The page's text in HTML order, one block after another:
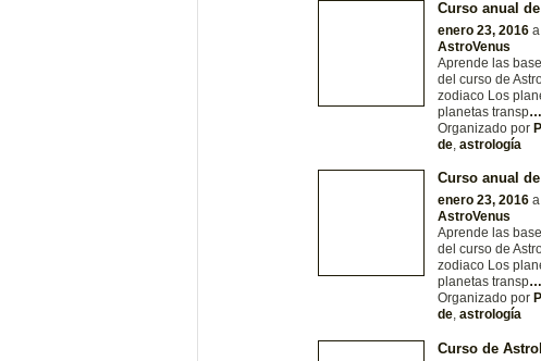
Curso anual
enero 23, 2016
AstroVenus
Aprende las
del curso de
zodiaco Los
planetas transp…
Organizado por
de astrología
Curso anual
enero 23, 2016
AstroVenus
Aprende las
del curso de
zodiaco Los
planetas transp…
Organizado por
de, astrología
Curso de